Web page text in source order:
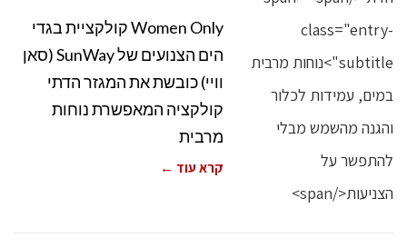
Women Only קולקציית בגדי
הים הצנועים של SunWay (סאן
וויי) כובשת את המגזר הדתי
קולקציה המאפשרת נוחות
מרבית
קרא עוד ←